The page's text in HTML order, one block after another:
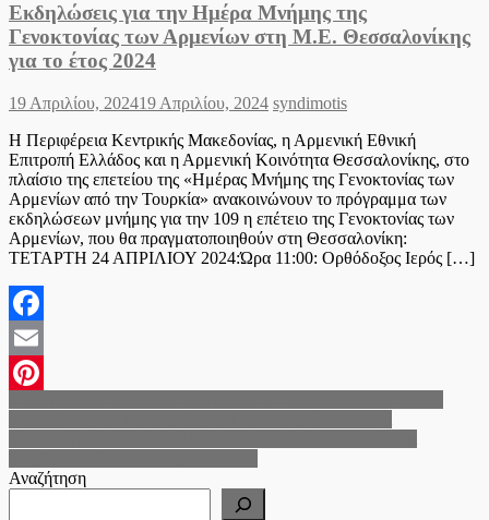
Εκδηλώσεις για την Ημέρα Μνήμης της
Γενοκτονίας των Αρμενίων στη Μ.Ε. Θεσσαλονίκης
για το έτος 2024
Posted
19 Απριλίου, 202419 Απριλίου, 2024 Author
syndimotis
Η Περιφέρεια Κεντρικής Μακεδονίας, η Αρμενική Εθνική
Επιτροπή Ελλάδος και η Αρμενική Κοινότητα Θεσσαλονίκης, στο
πλαίσιο της επετείου της «Ημέρας Μνήμης της Γενοκτονίας των
Αρμενίων από την Τουρκία» ανακοινώνουν το πρόγραμμα των
εκδηλώσεων μνήμης για την 109 η επέτειο της Γενοκτονίας των
Αρμενίων, που θα πραγματοποιηθούν στη Θεσσαλονίκη:
ΤΕΤΑΡΤΗ 24 ΑΠΡΙΛΙΟΥ 2024:Ώρα 11:00: Ορθόδοξος Ιερός […]
Facebook
Email
Pinterest
Πλοήγηση
άρθρων
Αναζήτηση